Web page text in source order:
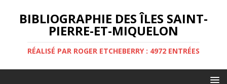
BIBLIOGRAPHIE DES ÎLES SAINT-
PIERRE-ET-MIQUELON
RÉALISÉ PAR ROGER ETCHEBERRY : 4972 ENTRÉES